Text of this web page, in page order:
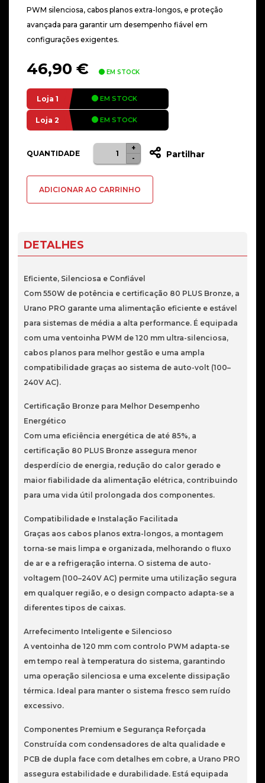
PWM silenciosa, cabos planos extra-longos, e proteção
avançada para garantir um desempenho fiável em
configurações exigentes.
46,90 € EM STOCK
Loja 1 EM STOCK
Loja 2 EM STOCK
QUANTIDADE
Quantidade
de
de
Pro
80+
Bronze
-
+
Partilhar
ADICIONAR AO CARRINHO
DETALHES
Eficiente, Silenciosa e Confiável
Com 550W de potência e certificação 80 PLUS Bronze, a
Urano PRO garante uma alimentação eficiente e estável
para sistemas de média a alta performance. É equipada
com uma ventoinha PWM de 120 mm ultra-silenciosa,
cabos planos para melhor gestão e uma ampla
compatibilidade graças ao sistema de auto-volt (100–
240V AC).
Certificação Bronze para Melhor Desempenho
Energético
Com uma eficiência energética de até 85%, a
certificação 80 PLUS Bronze assegura menor
desperdício de energia, redução do calor gerado e
maior fiabilidade da alimentação elétrica, contribuindo
para uma vida útil prolongada dos componentes.
Compatibilidade e Instalação Facilitada
Graças aos cabos planos extra-longos, a montagem
torna-se mais limpa e organizada, melhorando o fluxo
de ar e a refrigeração interna. O sistema de auto-
voltagem (100–240V AC) permite uma utilização segura
em qualquer região, e o design compacto adapta-se a
diferentes tipos de caixas.
Arrefecimento Inteligente e Silencioso
A ventoinha de 120 mm com controlo PWM adapta-se
em tempo real à temperatura do sistema, garantindo
uma operação silenciosa e uma excelente dissipação
térmica. Ideal para manter o sistema fresco sem ruído
excessivo.
Componentes Premium e Segurança Reforçada
Construída com condensadores de alta qualidade e
PCB de dupla face com detalhes em cobre, a Urano PRO
assegura estabilidade e durabilidade. Está equipada